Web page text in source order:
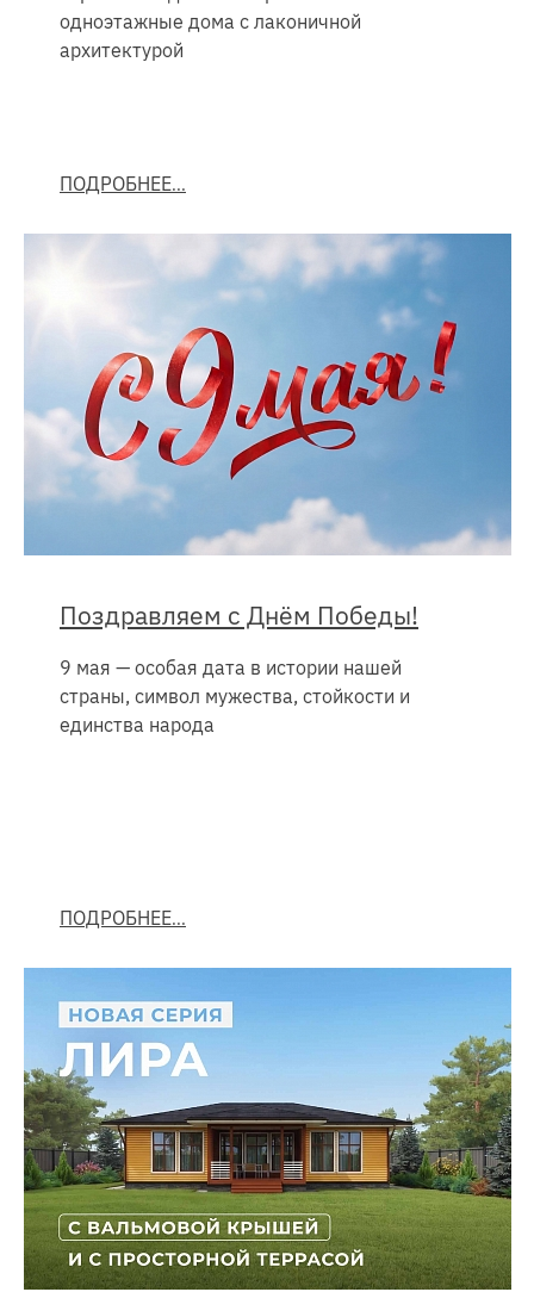
одноэтажные дома с лаконичной
архитектурой
ПОДРОБНЕЕ
Поздравляем с Днём Победы!
9 мая — особая дата в истории нашей
страны, символ мужества, стойкости и
единства народа
ПОДРОБНЕЕ